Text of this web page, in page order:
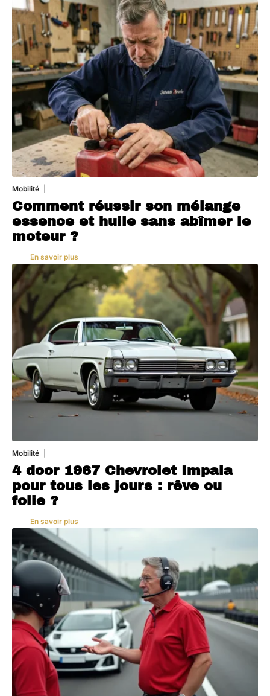
Mobilité
Comment réussir son mélange
essence et huile sans abîmer le
moteur ?
En savoir plus
Mobilité
4 door 1967 Chevrolet Impala
pour tous les jours : rêve ou
folie ?
En savoir plus